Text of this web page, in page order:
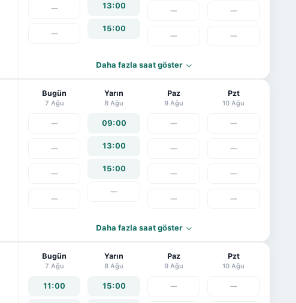
—
—
13:00
15:00
—
—
—
—
Daha fazla saat göster
Bugün
7 Ağu
—
—
—
—
Yarın
8 Ağu
09:00
13:00
15:00
—
Paz
9 Ağu
—
—
—
—
Pzt
10 Ağu
—
—
—
—
Daha fazla saat göster
Bugün
7 Ağu
11:00
Yarın
8 Ağu
15:00
Paz
9 Ağu
—
Pzt
10 Ağu
—